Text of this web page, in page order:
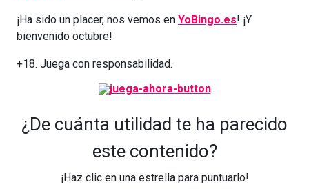
¡Ha sido un placer, nos vemos en YoBingo.es! ¡Y
bienvenido octubre!
+18. Juega con responsabilidad.
¿De cuánta utilidad te ha parecido
este contenido?
¡Haz clic en una estrella para puntuarlo!